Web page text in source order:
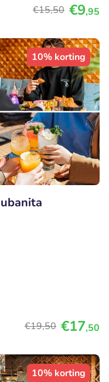
€15,50 €9,95
10% korting
€19,50 €17,50
10% korting